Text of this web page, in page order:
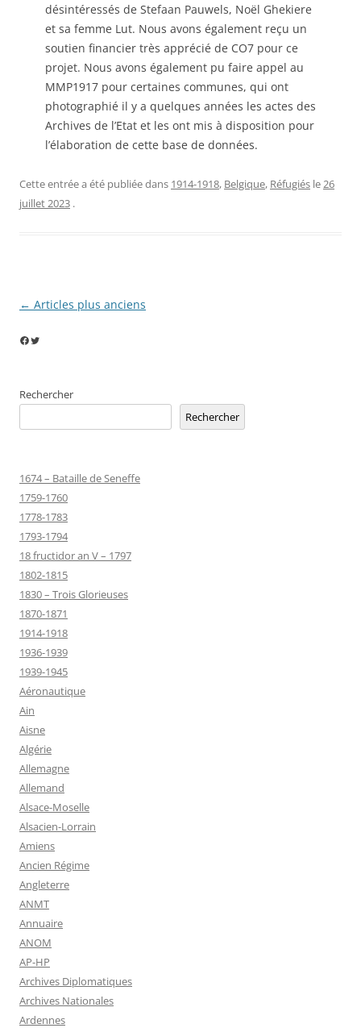
désintéressés de Stefaan Pauwels, Noël Ghekiere
et sa femme Lut. Nous avons également reçu un
soutien financier très apprécié de CO7 pour ce
projet. Nous avons également pu faire appel au
MMP1917 pour certaines communes, qui ont
photographié il y a quelques années les actes des
Archives de l’Etat et les ont mis à disposition pour
l’élaboration de cette base de données.
Cette entrée a été publiée dans 1914-1918, Belgique, Réfugiés le26
juillet 2023 .
Navigation
articles
← Articles plus anciens
Facebook
Twitter
Rechercher
Rechercher
1674 – Bataille de Seneffe
1759-1760
1778-1783
1793-1794
18 fructidor an V – 1797
1802-1815
1830 – Trois Glorieuses
1870-1871
1914-1918
1936-1939
1939-1945
Aéronautique
Ain
Aisne
Algérie
Allemagne
Allemand
Alsace-Moselle
Alsacien-Lorrain
Amiens
Ancien Régime
Angleterre
ANMT
Annuaire
ANOM
AP-HP
Archives Diplomatiques
Archives Nationales
Ardennes